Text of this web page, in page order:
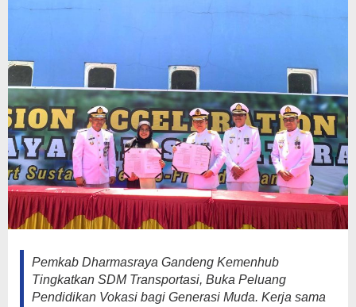
Pemkab Dharmasraya Gandeng Kemenhub
Tingkatkan SDM Transportasi, Buka Peluang
Pendidikan Vokasi bagi Generasi Muda. Kerja sama